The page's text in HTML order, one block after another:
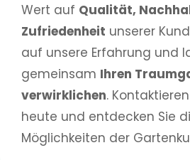
Wert auf Qualität,
Zufriedenheit unserer
auf unsere Erfahrung und
gemeinsam Ihren
verwirklichen.
heute und entdecken Sie
Möglichkeiten der